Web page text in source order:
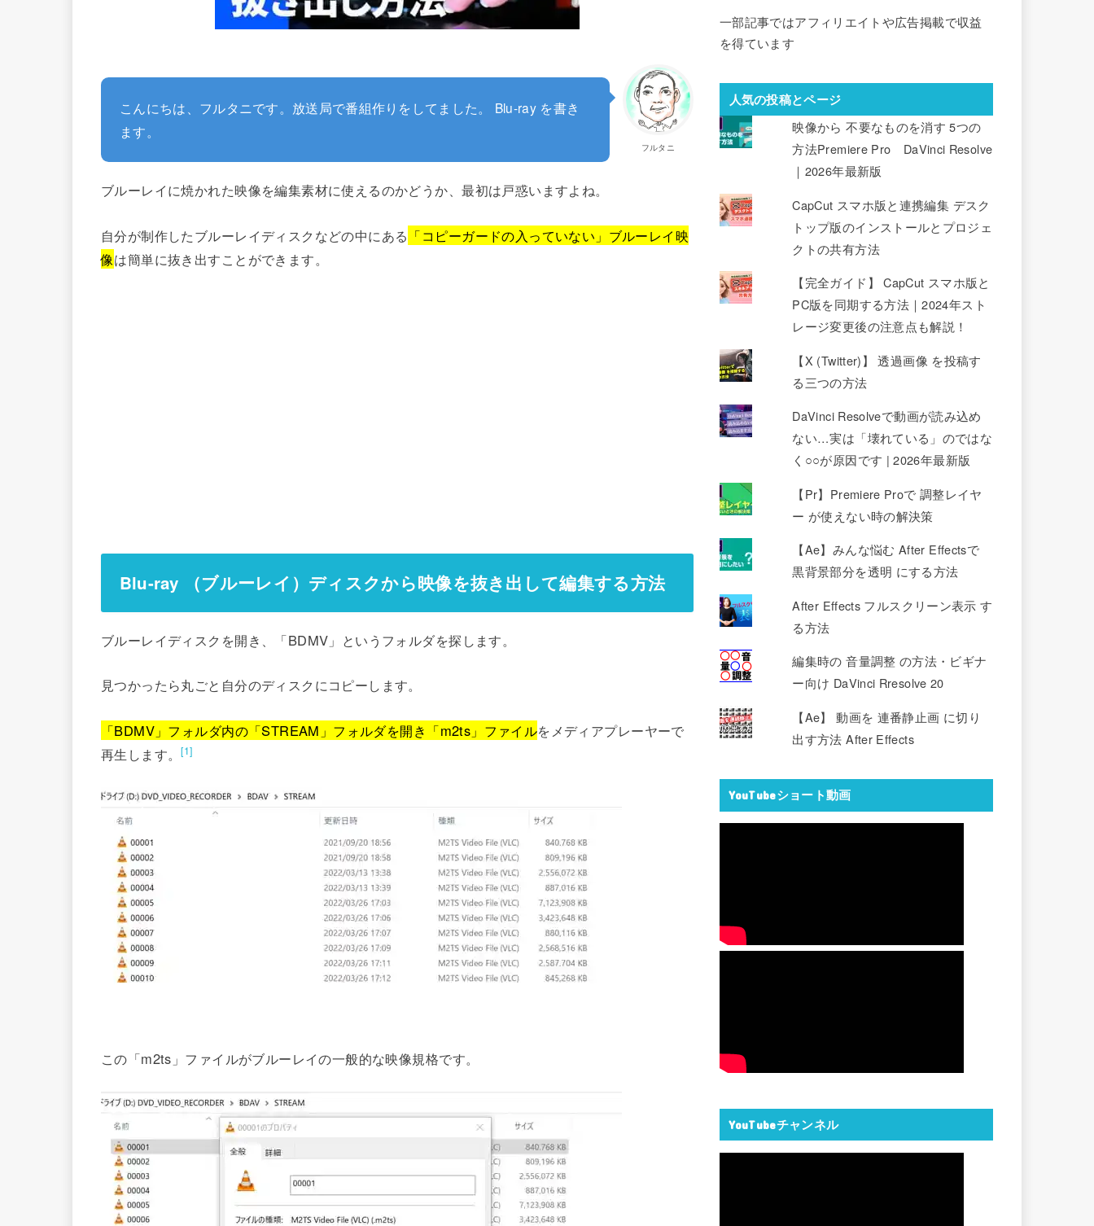
フルタニ
こんにちは、フルタニです。放送局で番組作りをしてました。 Blu-ray を書き
ます。
ブルーレイに焼かれた映像を編集素材に使えるのかどうか、最初は戸惑いますよね。
自分が制作したブルーレイディスクなどの中にある 「コピーガードの入っていない」ブルーレイ映
像は簡単に抜き出すことができます。
Blu-ray （ブルーレイ）ディスクから映像を抜き出して編集する方法
ブルーレイディスクを開き、「BDMV」というフォルダを探します。
見つかったら丸ごと自分のディスクにコピーします。
「BDMV」フォルダ内の「STREAM」フォルダを開き「m2ts」ファイルをメディアプレーヤーで
再生します。[1]
この「m2ts」ファイルがブルーレイの一般的な映像規格です。
一部記事ではアフィリエイトや広告掲載で収益
を得ています
人気の投稿とページ
映像から 不要なものを消す 5つの
方法Premiere Pro DaVinci Resolve
｜2026年最新版
CapCut スマホ版と連携編集 デスク
トップ版のインストールとプロジェ
クトの共有方法
【完全ガイド】 CapCut スマホ版と
PC版を同期する方法｜2024年スト
レージ変更後の注意点も解説！
【X (Twitter)】 透過画像 を投稿す
る三つの方法
DaVinci Resolveで動画が読み込め
ない…実は「壊れている」のではな
く○○が原因です | 2026年最新版
【Pr】Premiere Proで 調整レイヤ
ー が使えない時の解決策
【Ae】みんな悩む After Effectsで
黒背景部分を透明 にする方法
After Effects フルスクリーン表示 す
る方法
編集時の 音量調整 の方法・ビギナ
ー向け DaVinci Rresolve 20
【Ae】 動画を 連番静止画 に切り
出す方法 After Effects
YouTubeショート動画
YouTubeチャンネル